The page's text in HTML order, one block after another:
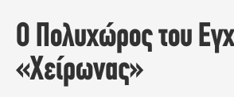
Ο Πολυχώρος του
«Χείρωνας»